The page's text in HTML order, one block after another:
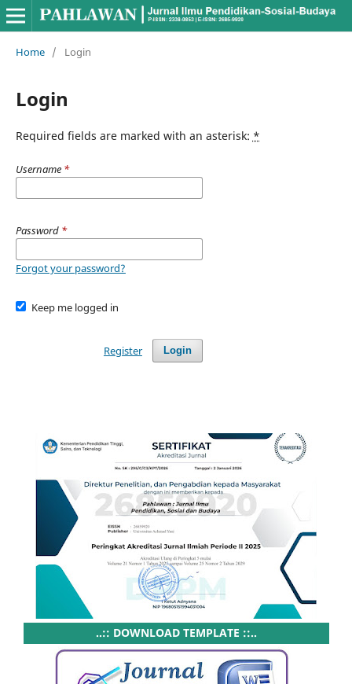
Home / Login
Login
Required fields are marked with an asterisk: *
Username *
Password *
Forgot your password?
Keep me logged in
Login
Register
..:: DOWNLOAD TEMPLATE ::..